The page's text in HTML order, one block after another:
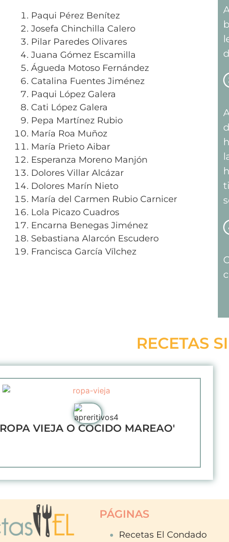
Paqui Pérez Benítez
Josefa Chinchilla Calero
Pilar Paredes Olivares
Juana Gómez Escamilla
Águeda Motoso Fernández
Catalina Fuentes Jiménez
Paqui López Galera
Cati López Galera
Pepa Martínez Rubio
María Roa Muñoz
María Prieto Aibar
Esperanza Moreno Manjón
Dolores Villar Alcázar
Dolores Marín Nieto
María del Carmen Rubio Carnicer
Lola Picazo Cuadros
Encarna Benegas Jiménez
Sebastiana Alarcón Escudero
Francisca García Vílchez
RECETAS
ROPA VIEJA O COCIDO MAREAO'
PÁGINAS
Recetas El Condado